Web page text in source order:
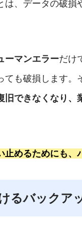
、データの破損
ーマンエラーだけ
ても破損します。
旧できなくなり、
めるためにも、
るバックア